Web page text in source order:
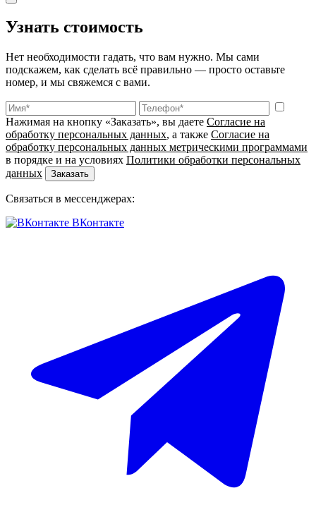
Узнать стоимость
Нет необходимости гадать, что вам нужно. Мы сами
подскажем, как сделать всё правильно — просто оставьте
номер, и мы свяжемся с вами.
Нажимая на кнопку «Заказать», вы даете Согласие на
обработку персональных данных, а также Согласие на
обработку персональных данных метрическими программами
в порядке и на условиях Политики обработки персональных
данных
Заказать
Связаться в мессенджерах:
ВКонтакте